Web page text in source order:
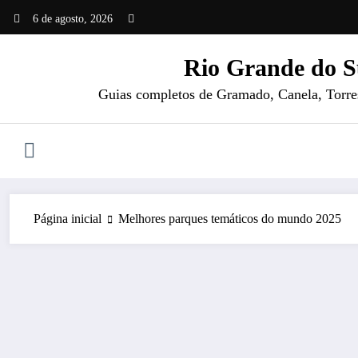
6 de agosto, 2026
Rio Grande do
Guias completos de Gramado, Canela,
Página inicial Melhores parques temáticos do mundo 2025